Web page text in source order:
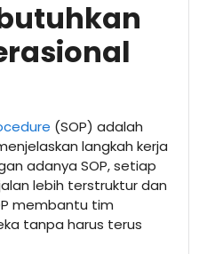
(SOP) adalah
langkah kerja
adanya SOP, setiap
lebih terstruktur dan
membantu tim
tanpa harus terus